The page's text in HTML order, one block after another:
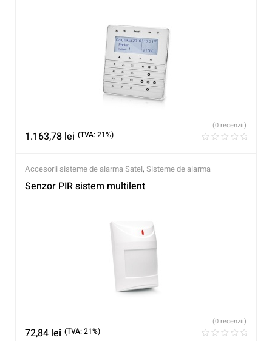
1.163,78 lei (TVA: 21%)
(0 recenzii)
Accesorii sisteme de alarma Satel, Sisteme de alarma
Senzor PIR sistem multilent
72,84 lei (TVA: 21%)
(0 recenzii)